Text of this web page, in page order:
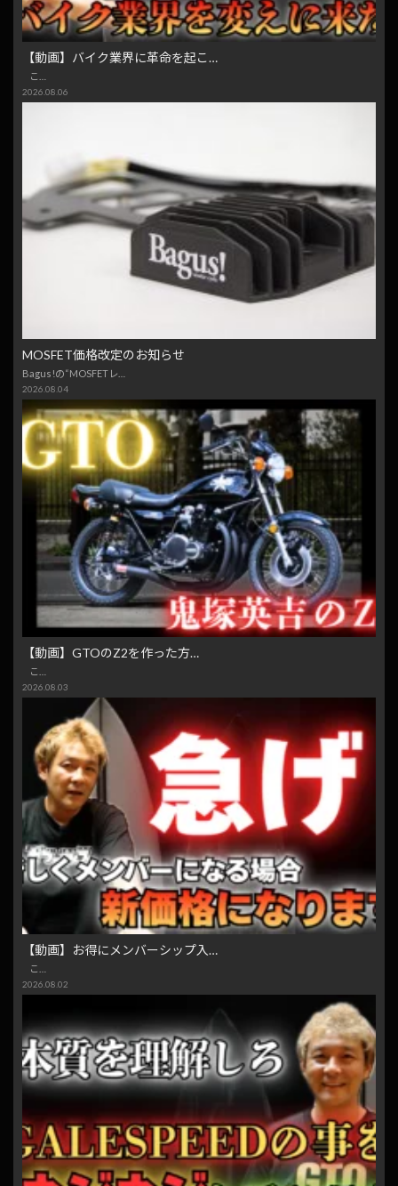
【動画】バイク業界に革命を起こ…
こ…
2026.08.06
MOSFET価格改定のお知らせ
Bagus!の“MOSFETレ…
2026.08.04
【動画】GTOのZ2を作った方…
こ…
2026.08.03
【動画】お得にメンバーシップ入…
こ…
2026.08.02